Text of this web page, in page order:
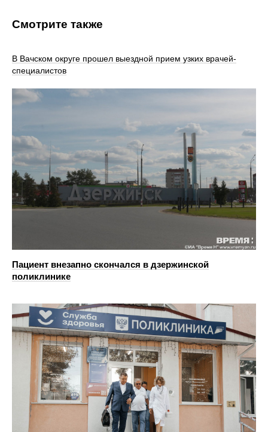
Смотрите также
В Вачском округе прошел выездной прием узких врачей-
специалистов
Пациент внезапно скончался в дзержинской
поликлинике